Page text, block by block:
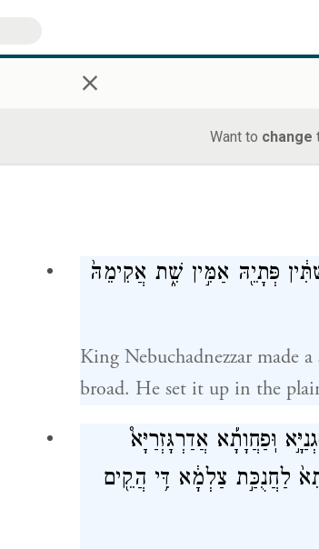
×
Want to change
פְּתָיֵ֖הּ אַמִּ֣ין שִׁ֑ת אֲקִימֵהּ֙
King Nebuchadnezzar made
broad. He set it up in the
וּֽפַחֲוָתָ֡א אֲדַרְגָּזְרַיָּא֩
לַחֲנֻכַּ֣ת צַלְמָ֔א דִּ֥י הֲקֵ֖ים